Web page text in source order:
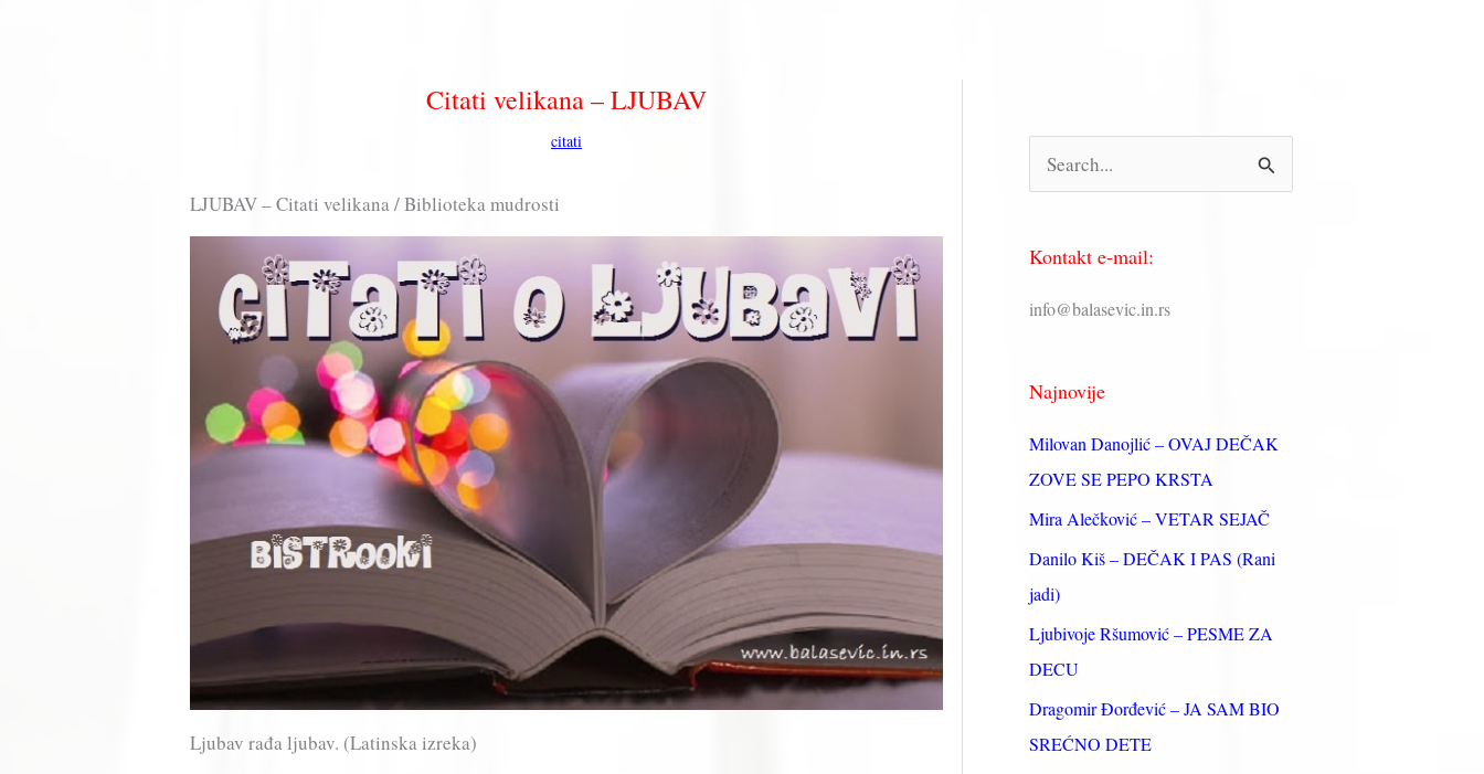
Citati velikana – LJUBAV
citati
LJUBAV – Citati velikana / Biblioteka mudrosti
Ljubav rađa ljubav. (Latinska izreka)
р
т
а
з
а
Kontakt e-mail:
info@balasevic.in.rs
Najnovije
Milovan Danojlić – OVAJ DEČAK
ZOVE SE PEPO KRSTA
Mira Alečković – VETAR SEJAČ
Danilo Kiš – DEČAK I PAS (Rani
jadi)
Ljubivoje Ršumović – PESME ZA
DECU
Dragomir Đorđević – JA SAM BIO
SREĆNO DETE